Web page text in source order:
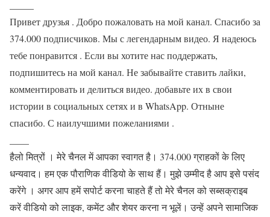
Привет друзья . Добро пожаловать на мой канал. Спасибо за
374.000 подписчиков. Мы с легендарным видео. Я надеюсь
тебе понравится . Если вы хотите нас поддержать,
подпишитесь на мой канал. Не забывайте ставить лайки,
комментировать и делиться видео. добавьте их в свои
истории в социальных сетях и в WhatsApp. Отныне
спасибо. С наилучшими пожеланиями .
हैलो मित्रों । मेरे चैनल में आपका स्वागत है। 374.000 ग्राहकों के लिए
धन्यवाद। हम एक पौराणिक वीडियो के साथ हैं। मुझे उम्मीद है आप इसे पसंद
करेंगे । अगर आप हमें सपोर्ट करना चाहते हैं तो मेरे चैनल को सब्सक्राइब
करें वीडियो को लाइक, कमेंट और शेयर करना न भूलें। उन्हें अपने सामाजिक